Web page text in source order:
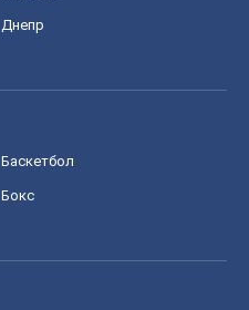
Днепр
Баскетбол
Бокс